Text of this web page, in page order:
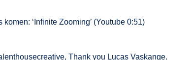
komen: ‘Infinite Zooming’ (Youtube 0:51)
Thank you Lucas Vaskange.